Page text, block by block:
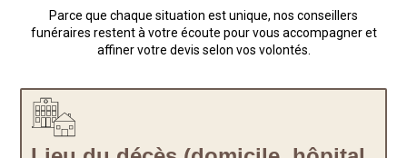
Parce que chaque situation est unique, nos conseillers
funéraires restent à votre écoute pour vous accompagner et
affiner votre devis selon vos volontés.